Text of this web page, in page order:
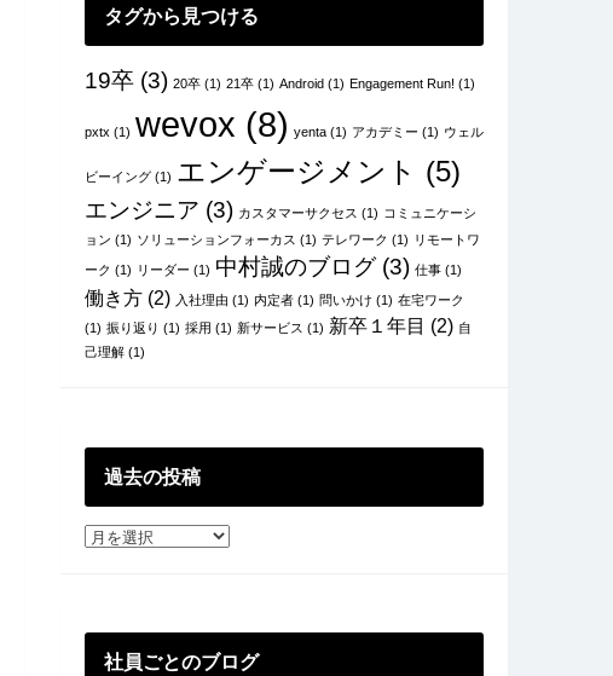
タグから見つける
19卒(3) 20卒(1) 21卒(1) Android(1) Engagement Run! (1)
pxtx (1) wevox (8) yenta(1) アカデミー (1) ウェル
ビーイング(1) エンゲージメント (5)
エンジニア (3) カスタマーサクセス (1) コミュニケーシ
ョン (1) ソリューションフォーカス (1) テレワーク (1) リモートワ
ーク (1) リーダー (1) 中村誠のブログ(3) 仕事(1)
働き方(2) 入社理由 (1) 内定者(1) 問いかけ (1) 在宅ワーク
(1) 振り返り (1) 採用 (1) 新サービス (1) 新卒１年目 (2) 自
己理解(1)
過去の投稿
過
社員ごとのブログ